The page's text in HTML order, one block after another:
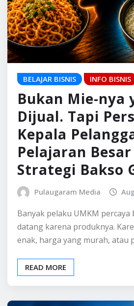
BELAJAR BISNIS INFO BISNIS
Bukan Mie-nya
Dijual. Tapi
Kepala
Pelajaran
Strategi Bakso
Pulaugaram Media
Banyak pelaku UMKM percaya
datang karena produknya.
enak, harga yang murah, atau